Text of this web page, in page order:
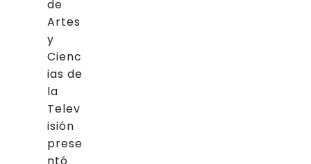
de
Artes
y
Cienc
ias de
la
Telev
isión
prese
ntó